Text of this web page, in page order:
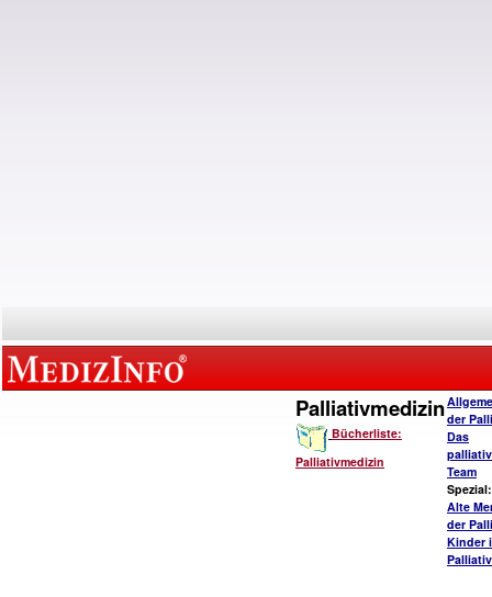
Palliativmedizin
Bücherliste:
Palliativmedizin
der
Das
Team
Spezial:
Alte
der
Kinder